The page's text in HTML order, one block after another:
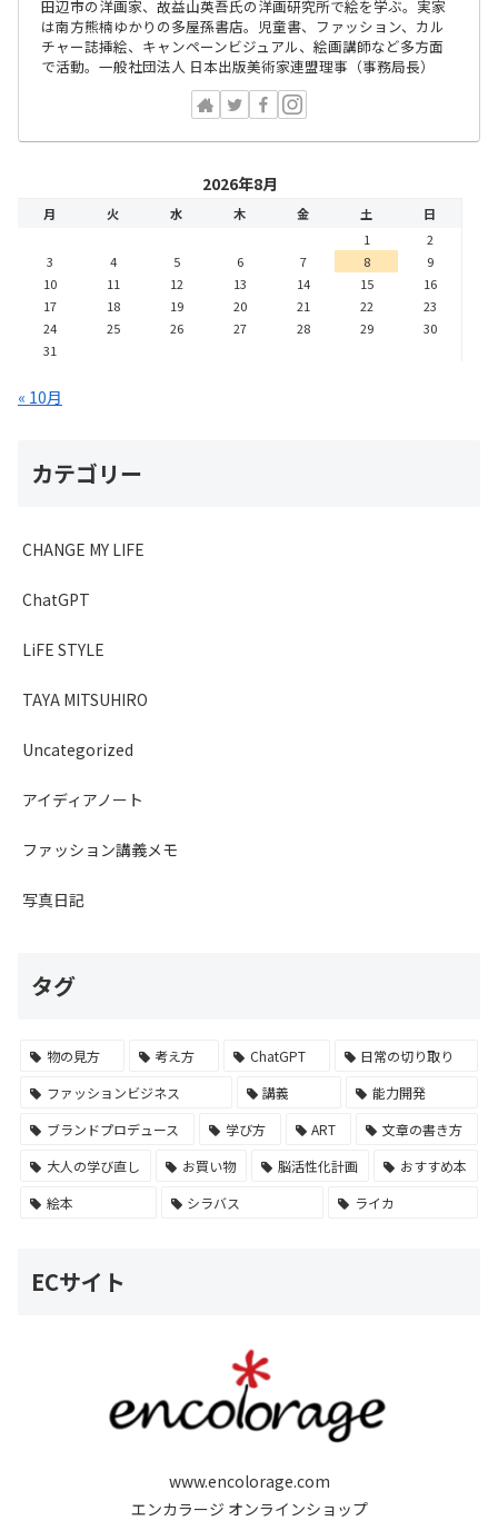
田辺市の洋画家、故益山英吾氏の洋画研究所で絵を学ぶ。実家
は南方熊楠ゆかりの多屋孫書店。児童書、ファッション、カル
チャー誌挿絵、キャンペーンビジュアル、絵画講師など多方面
で活動。一般社団法人 日本出版美術家連盟理事（事務局長）
2026年8月
月 火 水 木 金 土
日
1
2
3
4 5 6 7 8
9
10
11 12 13 14 15
16
17
18 19 20 21 22
23
24
25 26 27 28 29
30
31
« 10月
カテゴリー
CHANGE MY LIFE
ChatGPT
LiFE STYLE
TAYA MITSUHIRO
Uncategorized
アイディアノート
ファッション講義メモ
写真日記
タグ
物の見方 考え方 ChatGPT
日常の切り取り
ファッションビジネス
講義
能力開発
ブランドプロデュース
学び方 ART
文章の書き方
大人の学び直し
お買い物 脳活性化計画
おすすめ本
絵本
シラバス ライカ
ECサイト
www.encolorage.com
エンカラージ オンラインショップ